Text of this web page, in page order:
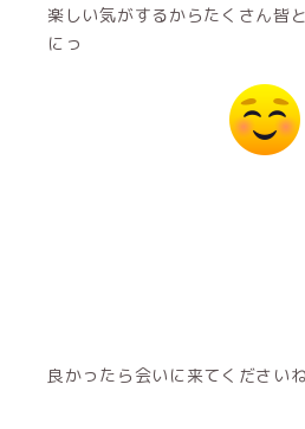
楽しい気がするからたくさん皆
にっ
良かったら会いに来てください